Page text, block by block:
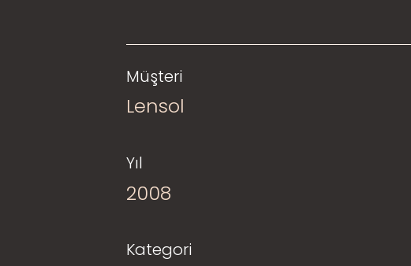
Müşteri
Lensol
Yıl
2008
Kategori